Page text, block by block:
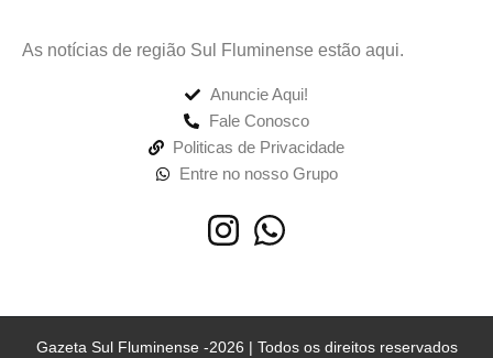
As notícias de região Sul Fluminense estão aqui.
Anuncie Aqui!
Fale Conosco
Politicas de Privacidade
Entre no nosso Grupo
Gazeta Sul Fluminense -2026 | Todos os direitos reservados